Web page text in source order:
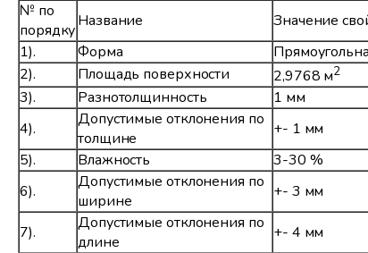
№ по
порядкуНазвание
Значение
1).
Форма
2).
Площадь поверхности 2,9768 м2
3). Разнотолщинность
1 мм
4).
Допустимые отклонения по
толщине
+- 1 мм
5).
Влажность
3-30 %
6).
Допустимые отклонения по
ширине
+- 3 мм
7).
Допустимые отклонения по
длине
+- 4 мм